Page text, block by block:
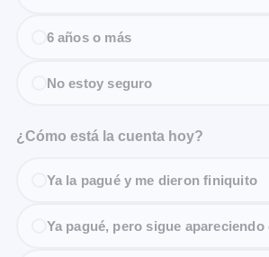
6 años o más
No estoy seguro
¿Cómo está la cuenta hoy?
Ya la pagué y me dieron finiquito
Ya pagué, pero sigue apareciendo